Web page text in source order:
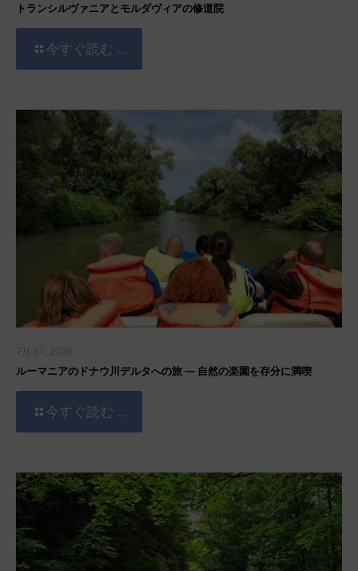
トランシルヴァニアとモルダヴィアの修道院
今すぐ読む ...
7月 31, 2026
ルーマニアのドナウ川デルタへの旅 ― 自然の楽園を存分に満喫
今すぐ読む ...